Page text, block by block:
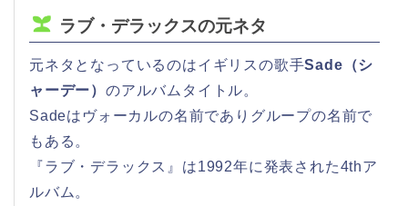
ラブ・デラックスの元ネタ
元ネタとなっているのはイギリスの歌手Sade（シ
ャーデー） のアルバムタイトル。
Sadeはヴォーカルの名前でありグループの名前で
もある。
『ラブ・デラックス』は1992年に発表された4thア
ルバム。